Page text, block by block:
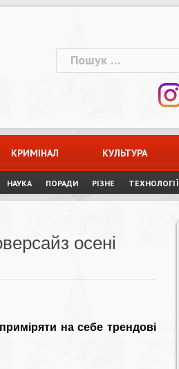
Пошук:
КРИМІНАЛ КУЛЬТУРА
НАУКА ПОРАДИ РІЗНЕ ТЕХНОЛОГІЇ
осені
на себе трендові